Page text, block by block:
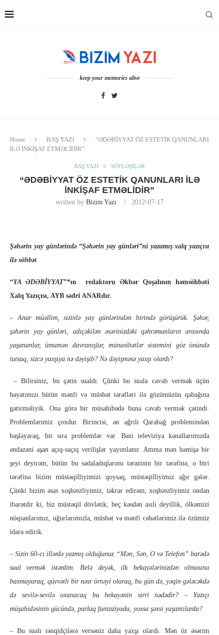
keep your memories alive
Home BAŞ YAZI
“ƏDƏBİYYAT ÖZ ESTETİK QANUNLARI
İLƏ İNKİŞAF ETMƏLİDİR”
BAŞ YAZI SÖYLƏŞİLƏR
“ƏDƏBİYYAT ÖZ ESTETİK QANUNLARI İLƏ
İNKİŞAF ETMƏLİDİR”
written by Bizim Yazı 2012-07-17
Şəhərin yay günlərində “Şəhərin yay günləri”ni yazamış xalq yazıçısı
ilə söhbət
“YA ƏDƏBİYYAT”*ın redaktoru Əkbər Qoşalının həmsöhbəti
Xalq Yazıçısı, AYB sədri ANARdır.
– Anar müəllim, sizinlə yay günlərindən birində görüşürük. Şəhər,
şəhərin yay günləri, adıçəkilən əsərinizdəki qəhrəmanların arasında
yaşananlar, ümumən davranışlar, münasibətlər sistemini göz önündə
tutsaq, sizcə yaxşıya nə dəyişib? Nə dəyişməsə yaxşı olardı?
– Bilirsiniz, bu çətin sualdı. Çünki bu suala cavab vermək üçün
həyatımızı bütün mənfi və müsbət tərəfləri ilə gözümüzün qabağına
gətirməliyik. Ona görə bir müsahibədə buna cavab vermək çətindi.
Problemlərimiz çoxdur. Birincisi, ən ağrılı Qarabağ problemindən
başlayaraq, bir sıra problemlər var. Bəzi televiziya kanallarımızda
əndazəni aşan açıq-saçıq verilişlər yayımlanır. Amma mən həmişə bir
şeyi deyirəm, bütün bu sadaladıqlarımı tərəzinin bir tərəfinə, o biri
tərəfinə bizim müstəqilliyimizi qoysaq, müstəqilliyimiz ağır gələr.
Çünki bizim əsas xoşbəxtliyimiz, təkrar edirəm, xoşbəxtliyimiz ondan
ibarətdir ki, biz müstəqil dövlətik, heç kəsdən asılı deyillik, ölkəmizi
nöqsanlarımız, uğurlarımızla, müsbət və mənfi cəhətlərimiz ilə özümüz
idarə edirik.
–Sizin 60-cı illərdə yazmış olduğunuz “Mən, Sən, O və Telefon” barədə
sual vermək istərdim. Belə deyək, ilk hekayələrinizdən olmasına
baxmayaraq, qüvvətli bir nəsr örnəyi olaraq, bu gün də, yəqin gələcəkdə
də sevilə-sevilə oxunacaq bu hekayənin sirri nədədir? – Yazıçı
müşahidəsinin gücündə, parlaq fantaziyada, yoxsa şəxsi yaşantılarda?
– Bu sualı tənqidçilərə versəniz daha yaxşı olardı. Mən öz əsərim